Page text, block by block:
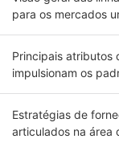
para os mercados
Principais atributos
impulsionam os
Estratégias de
articulados na área